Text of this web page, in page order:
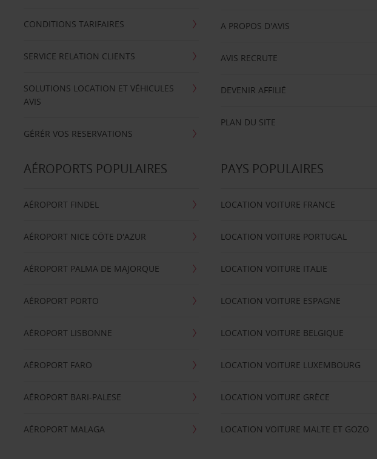
CONDITIONS TARIFAIRES
SERVICE RELATION CLIENTS
SOLUTIONS LOCATION ET VÉHICULES
AVIS
GÉRÉR VOS RESERVATIONS
A PROPOS D'AVIS
AVIS RECRUTE
DEVENIR AFFILIÉ
PLAN DU SITE
AÉROPORTS POPULAIRES
AÉROPORT FINDEL
AÉROPORT NICE CÖTE D'AZUR
AÉROPORT PALMA DE MAJORQUE
AÉROPORT PORTO
AÉROPORT LISBONNE
AÉROPORT FARO
AÉROPORT BARI-PALESE
AÉROPORT MALAGA
PAYS POPULAIRES
LOCATION VOITURE FRANCE
LOCATION VOITURE PORTUGAL
LOCATION VOITURE ITALIE
LOCATION VOITURE ESPAGNE
LOCATION VOITURE BELGIQUE
LOCATION VOITURE LUXEMBOURG
LOCATION VOITURE GRÈCE
LOCATION VOITURE MALTE ET GOZO